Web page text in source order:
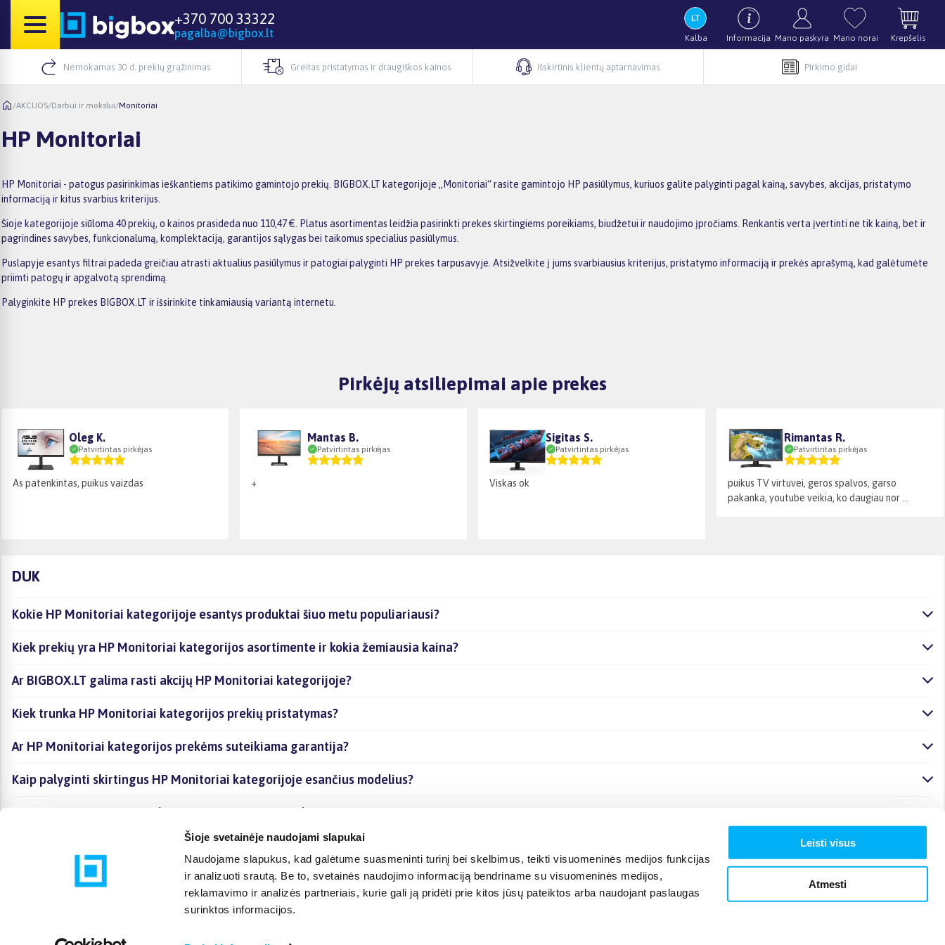
Šioje svetainėje naudojami slapukai
Naudojame slapukus, kad galėtume suasmeninti turinį bei skelbimus, teikti visuomeninės medijos funkcijas
ir analizuoti srautą. Be to, svetainės naudojimo informaciją bendriname su visuomeninės medijos,
reklamavimo ir analizės partneriais, kurie gali ją pridėti prie kitos jūsų pateiktos arba naudojant paslaugas
surinktos informacijos.
Leisti visus
Atmesti
+370 700 33322
pagalba@bigbox.lt Kalba Informacija Mano paskyra Mano norai Krepšelis
Nemokamas 30 d. prekių grąžinimas Greitas pristatymas ir draugiškos kainos Išskirtinis klientų aptarnavimas Pirkimo gidai
/AKCIJOS/Darbui ir mokslui/Monitoriai
HP Monitoriai
HP Monitoriai - patogus pasirinkimas ieškantiems patikimo gamintojo prekių. BIGBOX.LT kategorijoje „Monitoriai“ rasite gamintojo HP pasiūlymus, kuriuos galite palyginti pagal kainą, savybes, akcijas, pristatymo
informaciją ir kitus svarbius kriterijus.
Šioje kategorijoje siūloma 40 prekių, o kainos prasideda nuo 110,47 €. Platus asortimentas leidžia pasirinkti prekes skirtingiems poreikiams, biudžetui ir naudojimo įpročiams. Renkantis verta įvertinti ne tik kainą, bet ir
pagrindines savybes, funkcionalumą, komplektaciją, garantijos sąlygas bei taikomus specialius pasiūlymus.
Puslapyje esantys filtrai padeda greičiau atrasti aktualius pasiūlymus ir patogiai palyginti HP prekes tarpusavyje. Atsižvelkite į jums svarbiausius kriterijus, pristatymo informaciją ir prekės aprašymą, kad galėtumėte
priimti patogų ir apgalvotą sprendimą.
Palyginkite HP prekes BIGBOX.LT ir išsirinkite tinkamiausią variantą internetu.
Pirkėjų atsiliepimai apie prekes
Oleg K.
Patvirtintas pirkėjas
As patenkintas, puikus vaizdas
Mantas B.
Patvirtintas pirkėjas
+
Sigitas S.
Patvirtintas pirkėjas
Viskas ok
Rimantas R.
Patvirtintas pirkėjas
puikus TV virtuvei, geros spalvos, garso
pakanka, youtube veikia, ko daugiau nor ...
DUK
Kokie HP Monitoriai kategorijoje esantys produktai šiuo metu populiariausi?
Kiek prekių yra HP Monitoriai kategorijos asortimente ir kokia žemiausia kaina?
Ar BIGBOX.LT galima rasti akcijų HP Monitoriai kategorijoje?
Kiek trunka HP Monitoriai kategorijos prekių pristatymas?
Ar HP Monitoriai kategorijos prekėms suteikiama garantija?
Kaip palyginti skirtingus HP Monitoriai kategorijoje esančius modelius?
Kaip įsigyti HP Monitoriai kategorijoje esančias prekes internetu?